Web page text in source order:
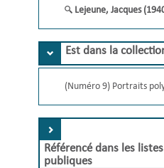
Lejeune, Jacques
Est dans la
(Numéro 9) Portraits
Référencé dans les
publiques